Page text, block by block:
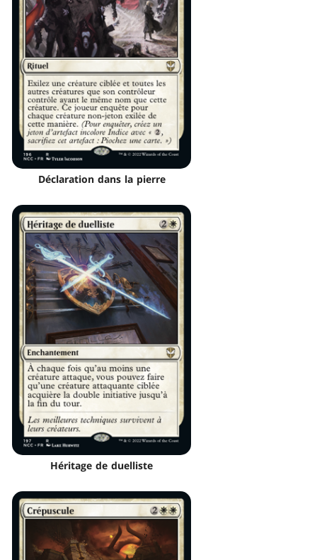
Déclaration dans la pierre
Héritage de duelliste